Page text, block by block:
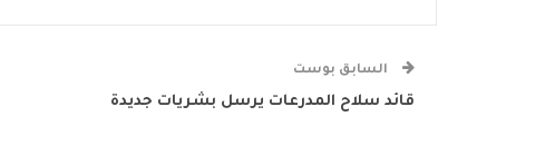
السابق بوست
قائد سلاح المدرعات يرسل بشريات جديدة